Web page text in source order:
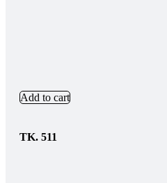
Add to cart
TK. 511